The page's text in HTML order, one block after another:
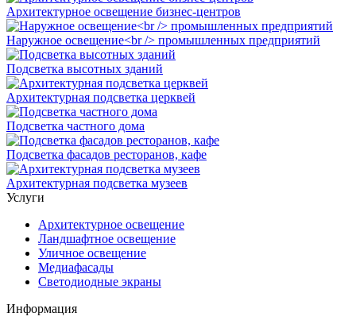
Архитектурное освещение бизнес-центров
Наружное освещение<br /> промышленных предприятий
Подсветка высотных зданий
Архитектурная подсветка церквей
Подсветка частного дома
Подсветка фасадов ресторанов, кафе
Архитектурная подсветка музеев
Услуги
Архитектурное освещение
Ландшафтное освещение
Уличное освещение
Медиафасады
Светодиодные экраны
Информация